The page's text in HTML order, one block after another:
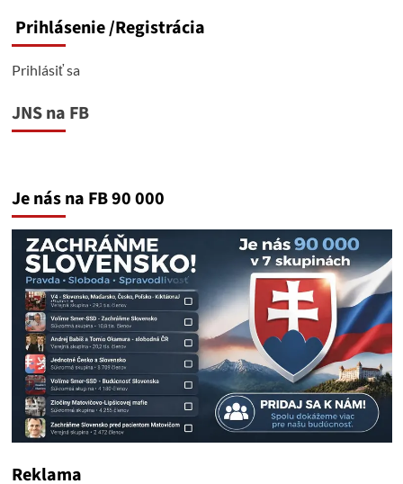
Prihlásenie/Registrácia
Prihlásiť sa
JNS na FB
Je nás na FB 90 000
Reklama